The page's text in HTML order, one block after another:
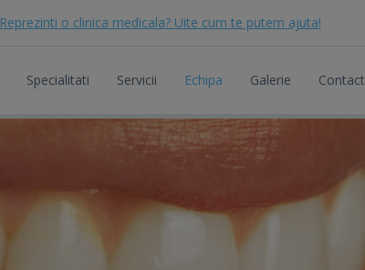
Reprezinti o clinica medicala? Uite cum te putem ajuta!
Specialitati Servicii Echipa Galerie Contact